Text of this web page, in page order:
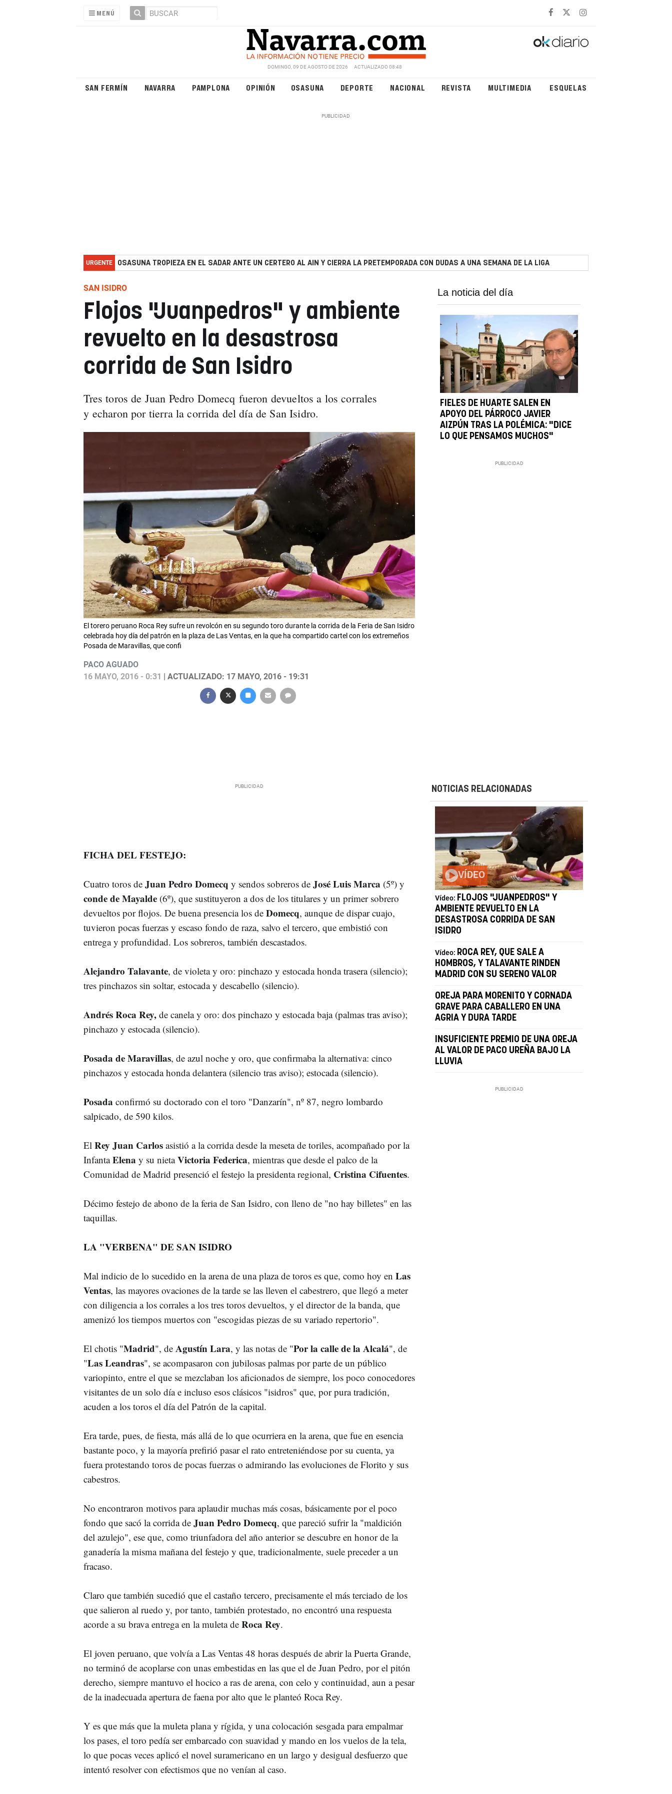
MENÚ
DOMINGO, 09 DE AGOSTO DE 2026 ACTUALIZADO 08:48
SAN FERMÍN NAVARRA PAMPLONA OPINIÓN OSASUNA DEPORTE NACIONAL REVISTA MULTIMEDIA ESQUELAS
URGENTE OSASUNA TROPIEZA EN EL SADAR ANTE UN CERTERO AL AIN Y CIERRA LA PRETEMPORADA CON DUDAS A UNA SEMANA DE LA LIGA
SAN ISIDRO
Flojos "Juanpedros" y ambiente
revuelto en la desastrosa
corrida de San Isidro
Tres toros de Juan Pedro Domecq fueron devueltos a los corrales
y echaron por tierra la corrida del día de San Isidro.
El torero peruano Roca Rey sufre un revolcón en su segundo toro durante la corrida de la Feria de San Isidro
celebrada hoy día del patrón en la plaza de Las Ventas, en la que ha compartido cartel con los extremeños
Posada de Maravillas, que confi
PACO AGUADO
16 MAYO, 2016 - 0:31
| ACTUALIZADO: 17 MAYO, 2016 - 19:31
La noticia del día
FIELES DE HUARTE SALEN EN
APOYO DEL PÁRROCO JAVIER
AIZPÚN TRAS LA POLÉMICA: "DICE
LO QUE PENSAMOS MUCHOS"
FICHA DEL FESTEJO:
Cuatro toros de Juan Pedro Domecq y sendos sobreros de José Luis Marca (5º) y
conde de Mayalde(6º), que sustituyeron a dos de los titulares y un primer sobrero
devueltos por flojos. De buena presencia los de Domecq, aunque de dispar cuajo,
tuvieron pocas fuerzas y escaso fondo de raza, salvo el tercero, que embistió con
entrega y profundidad. Los sobreros, también descastados.
Alejandro Talavante, de violeta y oro: pinchazo y estocada honda trasera (silencio);
tres pinchazos sin soltar, estocada y descabello (silencio).
Andrés Roca Rey,de canela y oro: dos pinchazo y estocada baja (palmas tras aviso);
pinchazo y estocada (silencio).
Posada de Maravillas, de azul noche y oro, que confirmaba la alternativa: cinco
pinchazos y estocada honda delantera (silencio tras aviso); estocada (silencio).
Posada confirmó su doctorado con el toro "Danzarín", nº 87, negro lombardo
salpicado, de 590 kilos.
El Rey Juan Carlosasistió a la corrida desde la meseta de toriles, acompañado por la
InfantaElena y su nietaVictoria Federica, mientras que desde el palco de la
Comunidad de Madrid presenció el festejo la presidenta regional, Cristina Cifuentes.
Décimo festejo de abono de la feria de San Isidro, con lleno de "no hay billetes" en las
taquillas.
LA "VERBENA" DE SAN ISIDRO
Mal indicio de lo sucedido en la arena de una plaza de toros es que, como hoy en Las
Ventas, las mayores ovaciones de la tarde se las lleven el cabestrero, que llegó a meter
con diligencia a los corrales a los tres toros devueltos, y el director de la banda, que
amenizó los tiempos muertos con "escogidas piezas de su variado repertorio".
El chotis "Madrid", de Agustín Lara, y las notas de "Por la calle de la Alcalá", de
"Las Leandras", se acompasaron con jubilosas palmas por parte de un público
variopinto, entre el que se mezclaban los aficionados de siempre, los poco conocedores
visitantes de un solo día e incluso esos clásicos "isidros" que, por pura tradición,
acuden a los toros el día del Patrón de la capital.
Era tarde, pues, de fiesta, más allá de lo que ocurriera en la arena, que fue en esencia
bastante poco, y la mayoría prefirió pasar el rato entreteniéndose por su cuenta, ya
fuera protestando toros de pocas fuerzas o admirando las evoluciones de Florito y sus
cabestros.
No encontraron motivos para aplaudir muchas más cosas, básicamente por el poco
fondo que sacó la corrida de Juan Pedro Domecq, que pareció sufrir la "maldición
del azulejo", ese que, como triunfadora del año anterior se descubre en honor de la
ganadería la misma mañana del festejo y que, tradicionalmente, suele preceder a un
fracaso.
Claro que también sucedió que el castaño tercero, precisamente el más terciado de los
que salieron al ruedo y, por tanto, también protestado, no encontró una respuesta
acorde a su brava entrega en la muleta de Roca Rey.
El joven peruano, que volvía a Las Ventas 48 horas después de abrir la Puerta Grande,
no terminó de acoplarse con unas embestidas en las que el de Juan Pedro, por el pitón
derecho, siempre mantuvo el hocico a ras de arena, con celo y continuidad, aun a pesar
de la inadecuada apertura de faena por alto que le planteó Roca Rey.
Y es que más que la muleta plana y rígida, y una colocación sesgada para empalmar
los pases, el toro pedía ser embarcado con suavidad y mando en los vuelos de la tela,
lo que pocas veces aplicó el novel suramericano en un largo y desigual desfuerzo que
intentó resolver con efectismos que no venían al caso.
NOTICIAS RELACIONADAS
VÍDEO
Vídeo: FLOJOS "JUANPEDROS" Y
AMBIENTE REVUELTO EN LA
DESASTROSA CORRIDA DE SAN
ISIDRO
Vídeo: ROCA REY, QUE SALE A
HOMBROS, Y TALAVANTE RINDEN
MADRID CON SU SERENO VALOR
OREJA PARA MORENITO Y CORNADA
GRAVE PARA CABALLERO EN UNA
AGRIA Y DURA TARDE
INSUFICIENTE PREMIO DE UNA OREJA
AL VALOR DE PACO UREÑA BAJO LA
LLUVIA